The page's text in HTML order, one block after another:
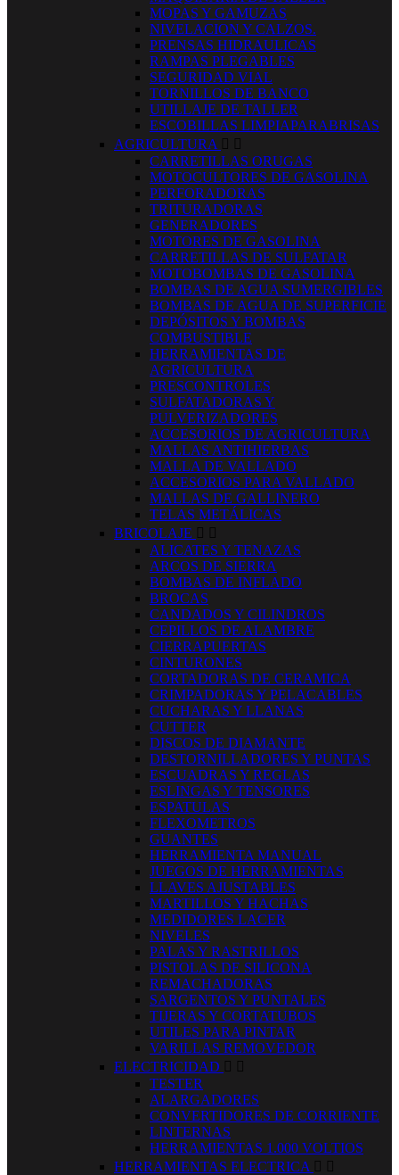
MOPAS Y GAMUZAS
NIVELACION Y CALZOS.
PRENSAS HIDRAULICAS
RAMPAS PLEGABLES
SEGURIDAD VIAL
TORNILLOS DE BANCO
UTILLAJE DE TALLER
ESCOBILLAS LIMPIAPARABRISAS
AGRICULTURA  
CARRETILLAS ORUGAS
MOTOCULTORES DE GASOLINA
PERFORADORAS
TRITURADORAS
GENERADORES
MOTORES DE GASOLINA
CARRETILLAS DE SULFATAR
MOTOBOMBAS DE GASOLINA
BOMBAS DE AGUA SUMERGIBLES
BOMBAS DE AGUA DE SUPERFICIE
DEPÓSITOS Y BOMBAS
COMBUSTIBLE
HERRAMIENTAS DE
AGRICULTURA
PRESCONTROLES
SULFATADORAS Y
PULVERIZADORES
ACCESORIOS DE AGRICULTURA
MALLAS ANTIHIERBAS
MALLA DE VALLADO
ACCESORIOS PARA VALLADO
MALLAS DE GALLINERO
TELAS METÁLICAS
BRICOLAJE  
ALICATES Y TENAZAS
ARCOS DE SIERRA
BOMBAS DE INFLADO
BROCAS
CANDADOS Y CILINDROS
CEPILLOS DE ALAMBRE
CIERRAPUERTAS
CINTURONES
CORTADORAS DE CERAMICA
CRIMPADORAS Y PELACABLES
CUCHARAS Y LLANAS
CUTTER
DISCOS DE DIAMANTE
DESTORNILLADORES Y PUNTAS
ESCUADRAS Y REGLAS
ESLINGAS Y TENSORES
ESPATULAS
FLEXOMETROS
GUANTES
HERRAMIENTA MANUAL
JUEGOS DE HERRAMIENTAS
LLAVES AJUSTABLES
MARTILLOS Y HACHAS
MEDIDORES LACER
NIVELES
PALAS Y RASTRILLOS
PISTOLAS DE SILICONA
REMACHADORAS
SARGENTOS Y PUNTALES
TIJERAS Y CORTATUBOS
UTILES PARA PINTAR
VARILLAS REMOVEDOR
ELECTRICIDAD  
TESTER
ALARGADORES
CONVERTIDORES DE CORRIENTE
LINTERNAS
HERRAMIENTAS 1.000 VOLTIOS
HERRAMIENTAS ELECTRICA  